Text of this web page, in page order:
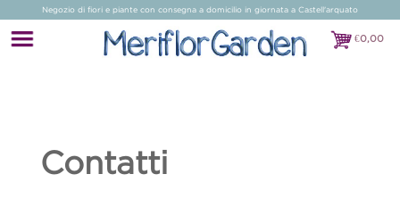
Negozio di fiori e piante con consegna a domicilio in giornata a Castell'arquato
€0,00
€0,00
Contatti